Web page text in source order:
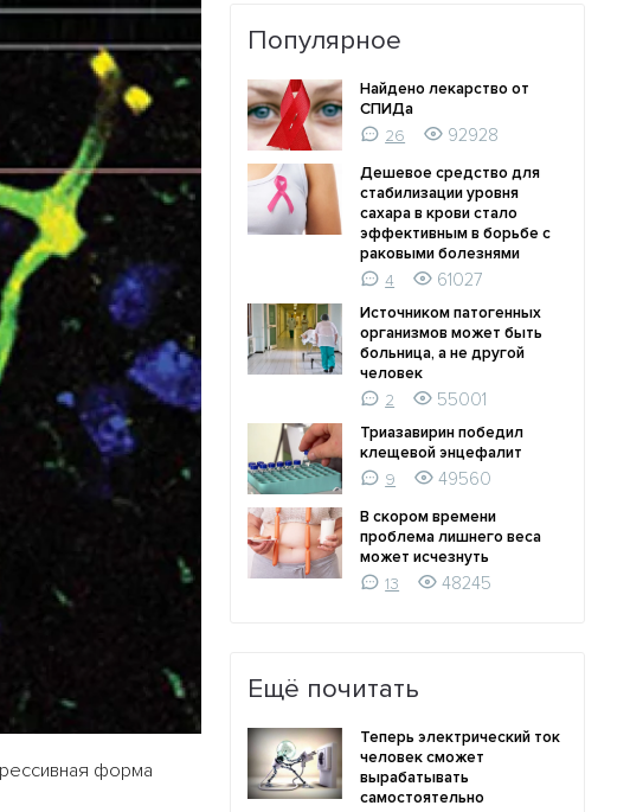
форма
Популярное
Найдено лекарство от
СПИДа
26
92928
Дешевое средство для
стабилизации уровня
сахара в крови стало
эффективным в борьбе с
раковыми болезнями
4
61027
Источником патогенных
организмов может быть
больница, а не другой
человек
2
55001
Триазавирин победил
клещевой энцефалит
9
49560
В скором времени
проблема лишнего веса
может исчезнуть
13
48245
Ещё почитать
Теперь электрический ток
человек сможет
вырабатывать
самостоятельно